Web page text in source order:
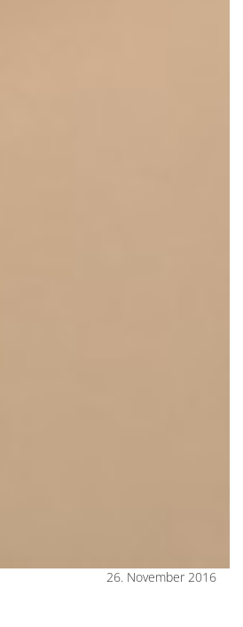
26. November 2016